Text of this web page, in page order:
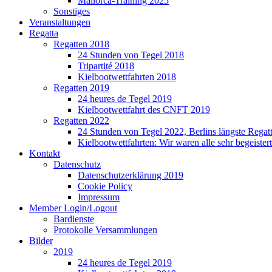
Sonstiges
Veranstaltungen
Regatta
Regatten 2018
24 Stunden von Tegel 2018
Tripartité 2018
Kielbootwettfahrten 2018
Regatten 2019
24 heures de Tegel 2019
Kielbootwettfahrt des CNFT 2019
Regatten 2022
24 Stunden von Tegel 2022, Berlins längste
Kielbootwettfahrten: Wir waren alle sehr begeistert
Kontakt
Datenschutz
Datenschutzerklärung 2019
Cookie Policy
Impressum
Member Login/Logout
Bardienste
Protokolle Versammlungen
Bilder
2019
24 heures de Tegel 2019